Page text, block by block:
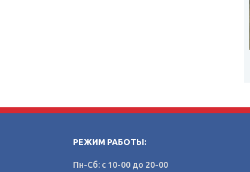
РЕЖИМ РАБОТЫ:
Пн-Сб: с 10-00 до 20-00